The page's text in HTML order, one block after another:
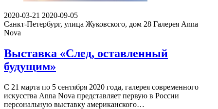
2020-03-21 2020-09-05
Санкт-Петербург, улица Жуковского, дом 28 Галерея Anna
Nova
Выставка «След, оставленный
будущим»
С 21 марта по 5 сентября 2020 года, галерея современного
искусства Anna Nova представляет первую в России
персональную выставку американского…